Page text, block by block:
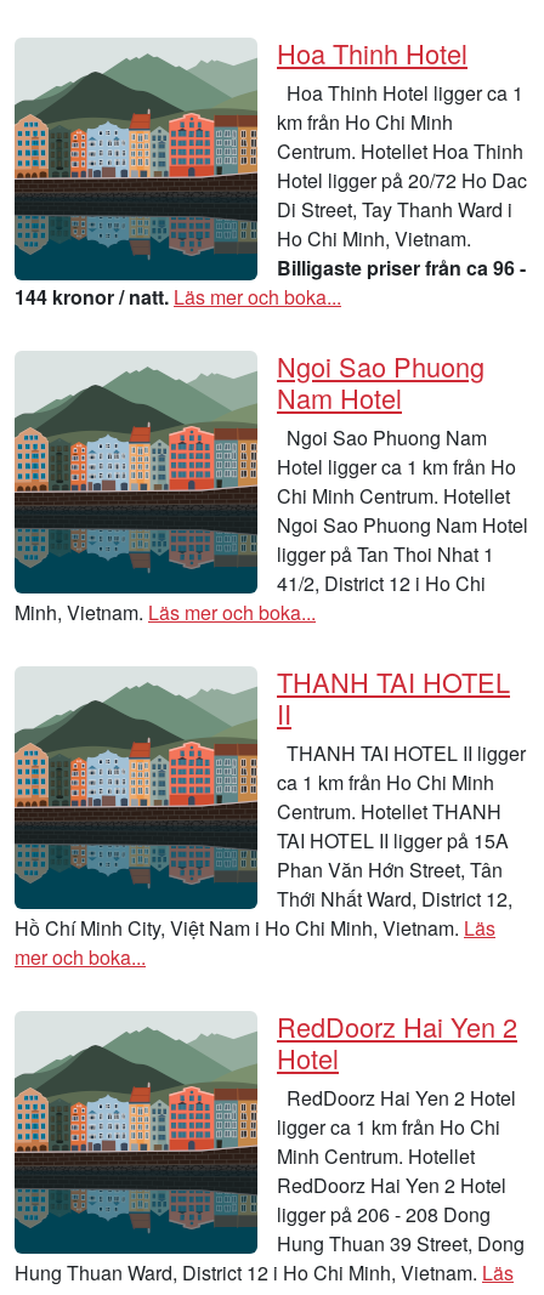
Hoa Thinh Hotel
Hoa Thinh Hotel ligger ca 1
km från Ho Chi Minh
Centrum. Hotellet Hoa Thinh
Hotel ligger på 20/72 Ho Dac
Di Street, Tay Thanh Ward i
Ho Chi Minh, Vietnam.
Billigaste priser från ca 96 -
144 kronor / natt. Läs mer och boka...
Ngoi Sao Phuong
Nam Hotel
Ngoi Sao Phuong Nam
Hotel ligger ca 1 km från Ho
Chi Minh Centrum. Hotellet
Ngoi Sao Phuong Nam Hotel
ligger på Tan Thoi Nhat 1
41/2, District 12 i Ho Chi
Minh, Vietnam. Läs mer och boka...
THANH TAI HOTEL
II
THANH TAI HOTEL II ligger
ca 1 km från Ho Chi Minh
Centrum. Hotellet THANH
TAI HOTEL II ligger på 15A
Phan Văn Hớn Street, Tân
Thới Nhất Ward, District 12,
Hồ Chí Minh City, Việt Nam i Ho Chi Minh, Vietnam. Läs
mer och boka...
RedDoorz Hai Yen 2
Hotel
RedDoorz Hai Yen 2 Hotel
ligger ca 1 km från Ho Chi
Minh Centrum. Hotellet
RedDoorz Hai Yen 2 Hotel
ligger på 206 - 208 Dong
Hung Thuan 39 Street, Dong
Hung Thuan Ward, District 12 i Ho Chi Minh, Vietnam. Läs